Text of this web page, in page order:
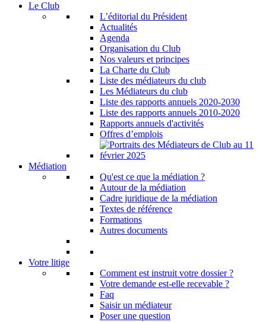
Le Club
L’éditorial du Président
Actualités
Agenda
Organisation du Club
Nos valeurs et principes
La Charte du Club
Liste des médiateurs du club
Les Médiateurs du club
Liste des rapports annuels 2020-2030
Liste des rapports annuels 2010-2020
Rapports annuels d'activités
Offres d’emplois
Médiation
Qu'est ce que la médiation ?
Autour de la médiation
Cadre juridique de la médiation
Textes de référence
Formations
Autres documents
Votre litige
Comment est instruit votre dossier ?
Votre demande est-elle recevable ?
Faq
Saisir un médiateur
Poser une question